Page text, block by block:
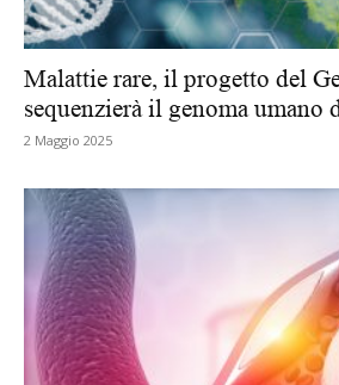
Malattie rare, il progetto del
sequenzierà il genoma umano
2 Maggio 2025